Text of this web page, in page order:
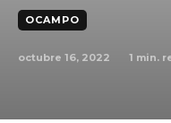
OCAMPO
octubre 16, 2022 1 min.